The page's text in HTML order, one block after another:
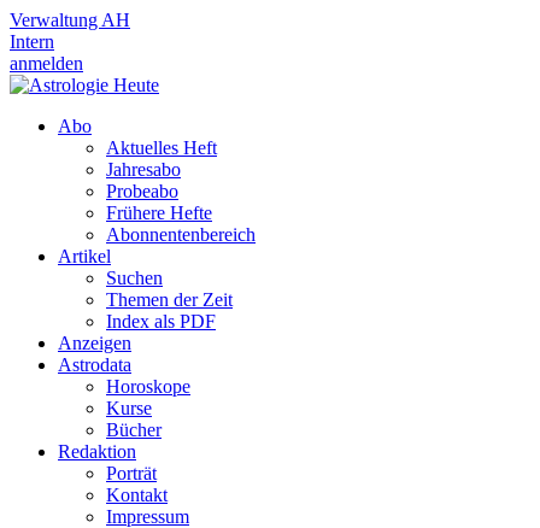
Verwaltung AH
Intern
anmelden
Abo
Aktuelles Heft
Jahresabo
Probeabo
Frühere Hefte
Abonnentenbereich
Artikel
Suchen
Themen der Zeit
Index als PDF
Anzeigen
Astrodata
Horoskope
Kurse
Bücher
Redaktion
Porträt
Kontakt
Impressum